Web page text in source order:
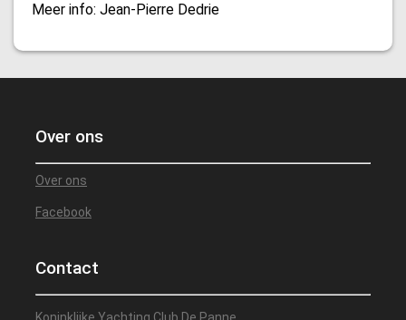
Meer info: Jean-Pierre Dedrie
Over ons
Over ons
Facebook
Contact